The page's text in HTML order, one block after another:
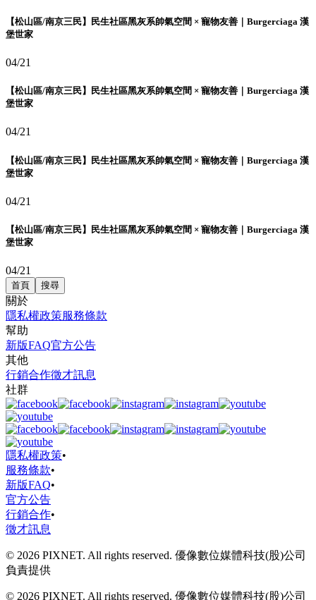
【松山區/南京三民】民生社區黑灰系帥氣空間 × 寵物友善｜Burgerciaga 漢
堡世家
04/21
【松山區/南京三民】民生社區黑灰系帥氣空間 × 寵物友善｜Burgerciaga 漢
堡世家
04/21
【松山區/南京三民】民生社區黑灰系帥氣空間 × 寵物友善｜Burgerciaga 漢
堡世家
04/21
【松山區/南京三民】民生社區黑灰系帥氣空間 × 寵物友善｜Burgerciaga 漢
堡世家
04/21
首頁 搜尋
關於
隱私權政策服務條款
幫助
新版FAQ官方公告
其他
行銷合作徵才訊息
社群
隱私權政策•
服務條款•
新版FAQ•
官方公告
行銷合作•
徵才訊息
© 2026 PIXNET. All rights reserved. 優像數位媒體科技(股)公司
負責提供
© 2026 PIXNET. All rights reserved. 優像數位媒體科技(股)公司